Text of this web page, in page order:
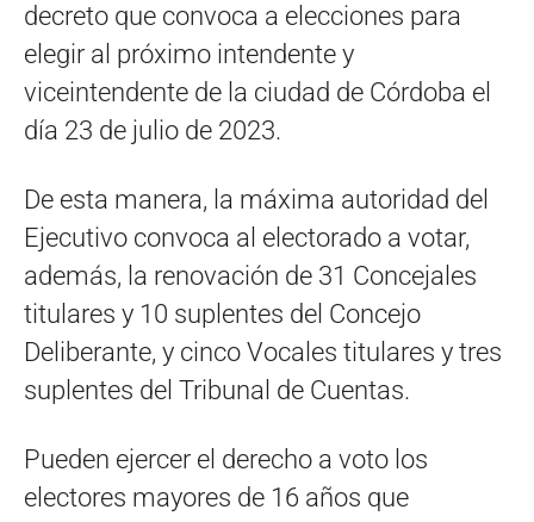
decreto que convoca a elecciones para
elegir al próximo intendente y
viceintendente de la ciudad de Córdoba el
día 23 de julio de 2023.
De esta manera, la máxima autoridad del
Ejecutivo convoca al electorado a votar,
además, la renovación de 31 Concejales
titulares y 10 suplentes del Concejo
Deliberante, y cinco Vocales titulares y tres
suplentes del Tribunal de Cuentas.
Pueden ejercer el derecho a voto los
electores mayores de 16 años que